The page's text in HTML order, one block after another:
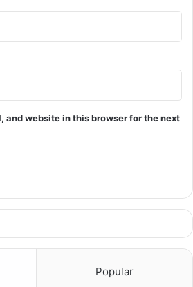
and website in this browser for the next
Popular